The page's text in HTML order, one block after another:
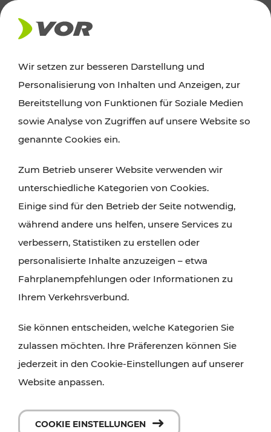
AKTUELLES
Ausflugstipps
Wien, Niederösterreich und das Burgenland
Wanderungen, Kultur und Gastronomie,
Radtouren oder purer Naturgenuss – viele
Attraktionen sind mit den Ticket- und Fahrplan-
Angeboten des VOR gut und schnell erreichbar.
Wir setzen zur besseren Darstellung und
Personalisierung von Inhalten und Anzeigen, zur
Bereitstellung von Funktionen für Soziale Medien
sowie Analyse von Zugriffen auf unsere Website so
genannte Cookies ein.
Zum Betrieb unserer Website verwenden wir
unterschiedliche Kategorien von Cookies.
Einige sind für den Betrieb der Seite notwendig,
während andere uns helfen, unsere Services zu
verbessern, Statistiken zu erstellen oder
personalisierte Inhalte anzuzeigen – etwa
Fahrplanempfehlungen oder Informationen zu
Ihrem Verkehrsverbund.
Sie können entscheiden, welche Kategorien Sie
zulassen möchten. Ihre Präferenzen können Sie
jederzeit in den Cookie-Einstellungen auf unserer
Website anpassen.
COOKIE EINSTELLUNGEN